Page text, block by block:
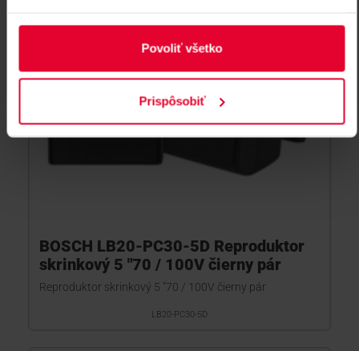
Povoliť všetko
Prispôsobiť
BOSCH LB20-PC30-5D Reproduktor
skrinkový 5 "70 / 100V čierny pár
Reproduktor skrinkový 5 "70 / 100V čierny pár
LB20-PC30-5D